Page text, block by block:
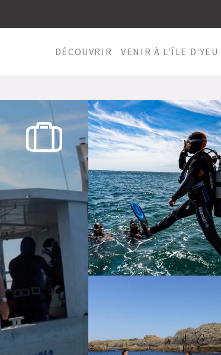
DÉCOUVRIR VENIR À L'ÎLE D'YEU